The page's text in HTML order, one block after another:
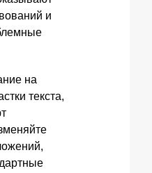
и
на
текста,